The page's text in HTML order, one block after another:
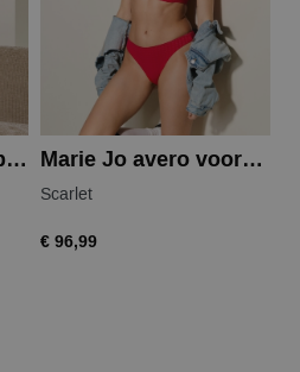
Marie Jo avero strapless bh Marie Jo avero voorgevormde bh
Scarlet
€ 96,99